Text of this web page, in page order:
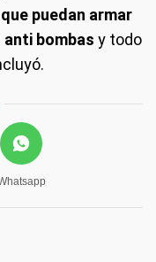
puedan armar
bombas y todo